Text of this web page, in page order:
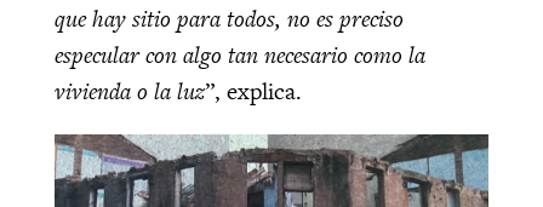
que hay sitio para todos, no es preciso
especular con algo tan necesario como la
vivienda o la luz”, explica.